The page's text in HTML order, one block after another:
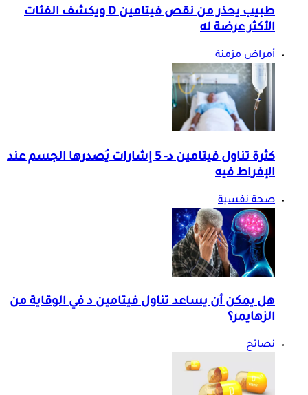
طبيب يحذر من نقص فيتامين D ويكشف الفئات
الأكثر عرضة له
أمراض مزمنة
كثرة تناول فيتامين د- 5 إشارات يُصدرها الجسم عند
الإفراط فيه
صحة نفسية
هل يمكن أن يساعد تناول فيتامين د في الوقاية من
الزهايمر؟
نصائح